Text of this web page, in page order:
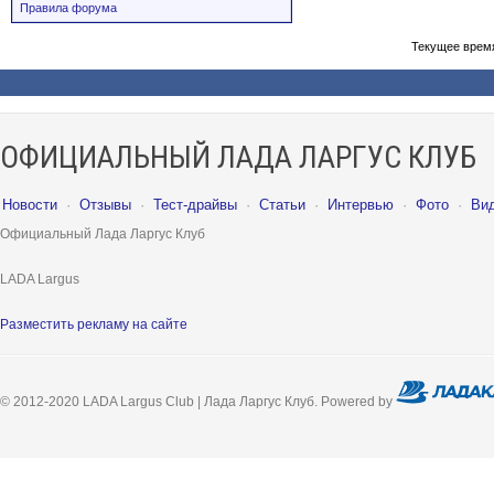
Правила форума
Текущее
ОФИЦИАЛЬНЫЙ ЛАДА ЛАРГУС КЛУБ
Новости · Отзывы · Тест-драйвы · Статьи · Интервью · Фото ·
Официальный Лада Ларгус Клуб
LADA Largus
Разместить рекламу на сайте
© 2012-2020 LADA Largus Club | Лада Ларгус Клуб. Powered by